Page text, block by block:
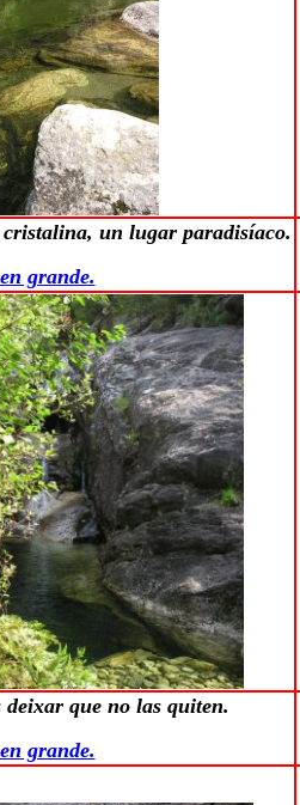
un lugar paradisíaco.
grande.
que no las quiten.
grande.